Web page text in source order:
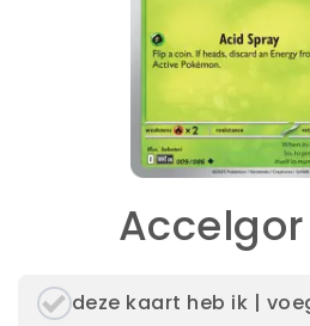
deze kaart heb ik |